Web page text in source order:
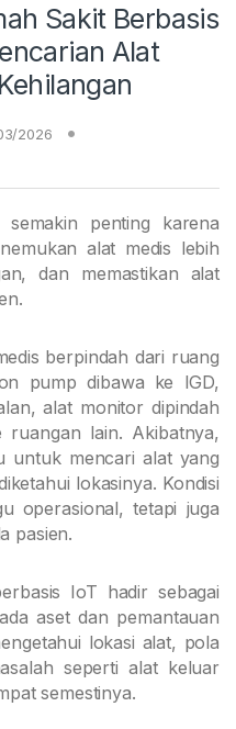
Sakit Berbasis
Alat
2026
penting karena
alat medis lebih
dan memastikan alat
berpindah dari ruang
pump dibawa ke IGD,
alat monitor dipindah
lain. Akibatnya,
untuk mencari alat yang
lokasinya. Kondisi
operasional, tetapi juga
pasien.
IoT hadir sebagai
aset dan pemantauan
lokasi alat, pola
seperti alat keluar
semestinya.